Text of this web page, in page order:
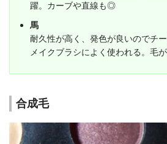
躍。カーブや直線も◎
馬
耐久性が高く、発色が良いのでチ
メイクブラシによく使われる。毛
合成毛